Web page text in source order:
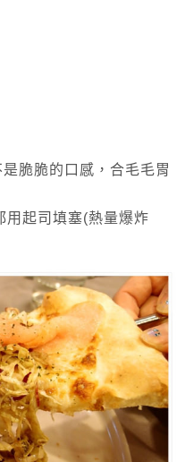
脆脆的口感，合毛毛胃
用起司填塞(熱量爆炸